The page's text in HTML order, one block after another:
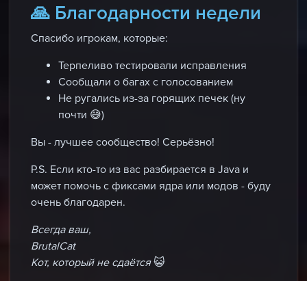
🙏 Благодарности недели
Спасибо игрокам, которые:
Терпеливо тестировали исправления
Сообщали о багах с голосованием
Не ругались из-за горящих печек (ну
почти 😅)
Вы - лучшее сообщество! Серьёзно!
P.S. Если кто-то из вас разбирается в Java и
может помочь с фиксами ядра или модов - буду
очень благодарен.
Всегда ваш,
BrutalCat
Кот, который не сдаётся😺